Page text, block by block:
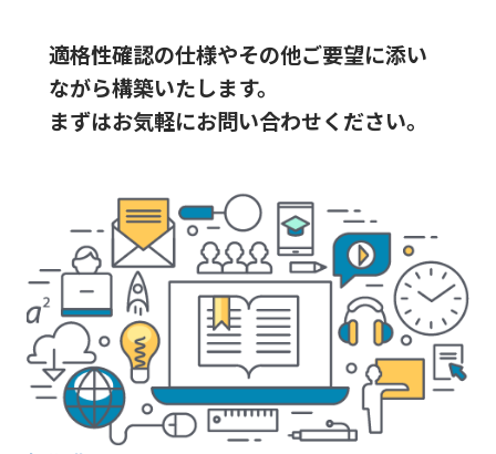
適格性確認の仕様やその他ご要望に添い
ながら構築いたします。
まずはお気軽にお問い合わせください。